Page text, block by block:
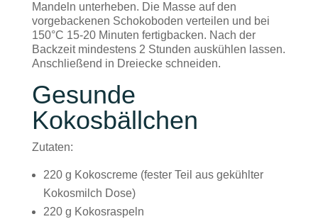
Mandeln unterheben. Die Masse auf den
vorgebackenen Schokoboden verteilen und bei
150°C 15-20 Minuten fertigbacken. Nach der
Backzeit mindestens 2 Stunden auskühlen lassen.
Anschließend in Dreiecke schneiden.
Gesunde
Kokosbällchen
Zutaten:
220 g Kokoscreme (fester Teil aus gekühlter
Kokosmilch Dose)
220 g Kokosraspeln